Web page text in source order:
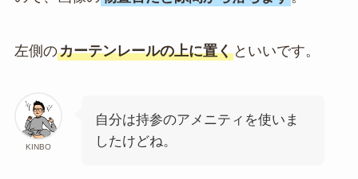
左側のカーテンレールの上に置くといいです。
KINBO
自分は持参のアメニティを使いま
したけどね。